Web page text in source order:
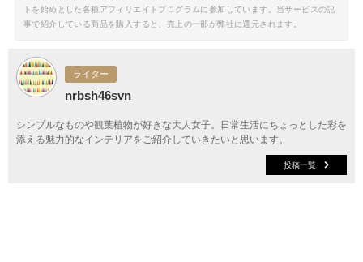
トを始めとした各種アフィリエイトプログラムに参加しています。当サービスの記
事で紹介している商品を購入すると、売上の一部が弊社に還元されます。
ライター
nrbsh46svn
シンプルなものや観葉植物が好きな大人女子。日常生活にちょっとした彩を
添える魅力的なインテリアをご紹介していきたいと思います。
投稿一覧